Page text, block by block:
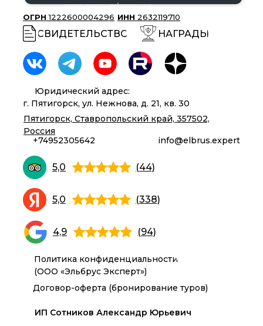
Политика конфиденциальности
(ООО «Эльбрус Эксперт»)
СВИДЕТЕЛЬСТВО
ОГРН 1222600004296 ИНН 2632119710
НАГРАДЫ
ИП Сотников Александр Юрьевич
Договор-оферта (бронирование туров)
Пятигорск, Ставропольский край, 357502,
Россия
info@elbrus.expert
Юридический адрес:
г. Пятигорск, ул. Нежнова, д. 21, кв. 30
+74952305642
5,0 (44)
5,0 (338)
4,9 (94)
В031-00161-77/02191438